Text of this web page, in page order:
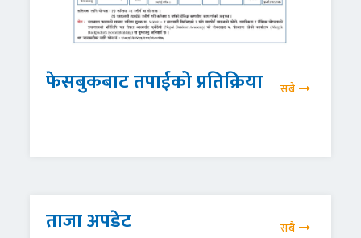
फेसबुकबाट तपाईको प्रतिक्रिया सबै
ताजा अपडेट सबै